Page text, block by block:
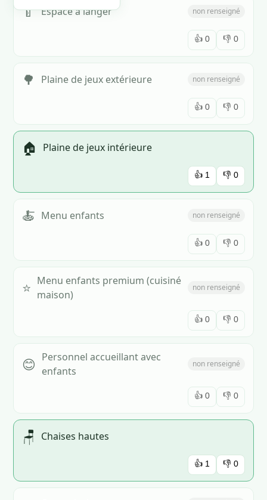
🍼 Espace à langer non renseigné
👍 0 👎 0
🌳 Plaine de jeux extérieure non renseigné
👍 0 👎 0
🏠 Plaine de jeux intérieure
👍 1 👎 0
🍝 Menu enfants non renseigné
👍 0 👎 0
⭐ Menu enfants premium (cuisiné
maison)
non renseigné
👍 0 👎 0
😊 Personnel accueillant avec
enfants
non renseigné
👍 0 👎 0
🪑 Chaises hautes
👍 1 👎 0